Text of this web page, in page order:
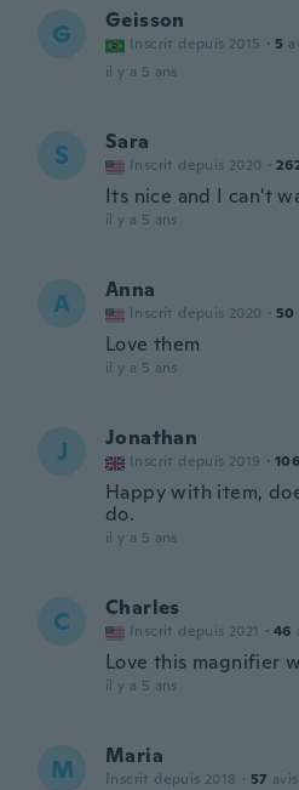
G Geisson
Inscrit depuis 2015 · 5
il y a 5 ans
S Sara
Inscrit depuis 2020 ·
Its nice and I can't
il y a 5 ans
A Anna
Inscrit depuis 2020 · 50
Love them
il y a 5 ans
J Jonathan
Inscrit depuis 2019 · 106
Happy with item,
do.
il y a 5 ans
C Charles
Inscrit depuis 2021 · 46
Love this magnifier
il y a 5 ans
M Maria
Inscrit depuis 2018 · 57 avis